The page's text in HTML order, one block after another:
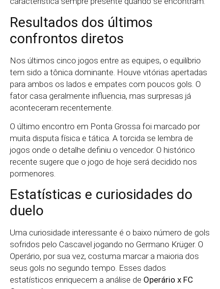
Resultados dos últimos
confrontos diretos
Nos últimos cinco jogos entre as equipes, o equilíbrio
tem sido a tônica dominante. Houve vitórias apertadas
para ambos os lados e empates com poucos gols. O
fator casa geralmente influencia, mas surpresas já
aconteceram recentemente.
O último encontro em Ponta Grossa foi marcado por
muita disputa física e tática. A torcida se lembra de
jogos onde o detalhe definiu o vencedor. O histórico
recente sugere que o jogo de hoje será decidido nos
pormenores.
Estatísticas e curiosidades do
duelo
Uma curiosidade interessante é o baixo número de gols
sofridos pelo Cascavel jogando no Germano Krüger. O
Operário, por sua vez, costuma marcar a maioria dos
seus gols no segundo tempo. Esses dados
estatísticos enriquecem a análise de Operário x FC